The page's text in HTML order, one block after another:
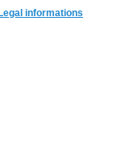
informations